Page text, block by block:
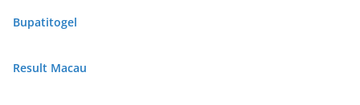
Bupatitogel
Result Macau